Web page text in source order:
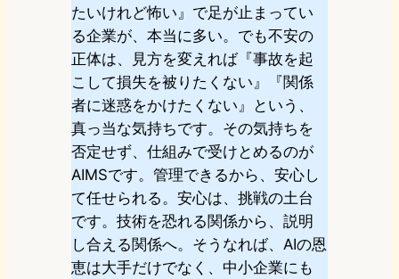
たいけれど怖い』で足が止まってい
る企業が、本当に多い。でも不安の
正体は、見方を変えれば『事故を起
こして損失を被りたくない』『関係
者に迷惑をかけたくない』という、
真っ当な気持ちです。その気持ちを
否定せず、仕組みで受けとめるのが
AIMSです。管理できるから、安心し
て任せられる。安心は、挑戦の土台
です。技術を恐れる関係から、説明
し合える関係へ。そうなれば、AIの恩
恵は大手だけでなく、中小企業にも